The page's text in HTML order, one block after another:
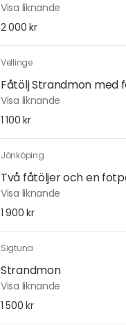
Visa liknande
2 000 kr
Vellinge
Fåtölj Strandmon med
Visa liknande
1 100 kr
Jönköping
Två fåtöljer och en
Visa liknande
1 900 kr
Sigtuna
Strandmon
Visa liknande
1 500 kr